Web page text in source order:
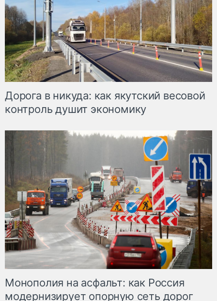
Дорога в никуда: как якутский весовой
контроль душит экономику
Монополия на асфальт: как Россия
модернизирует опорную сеть дорог